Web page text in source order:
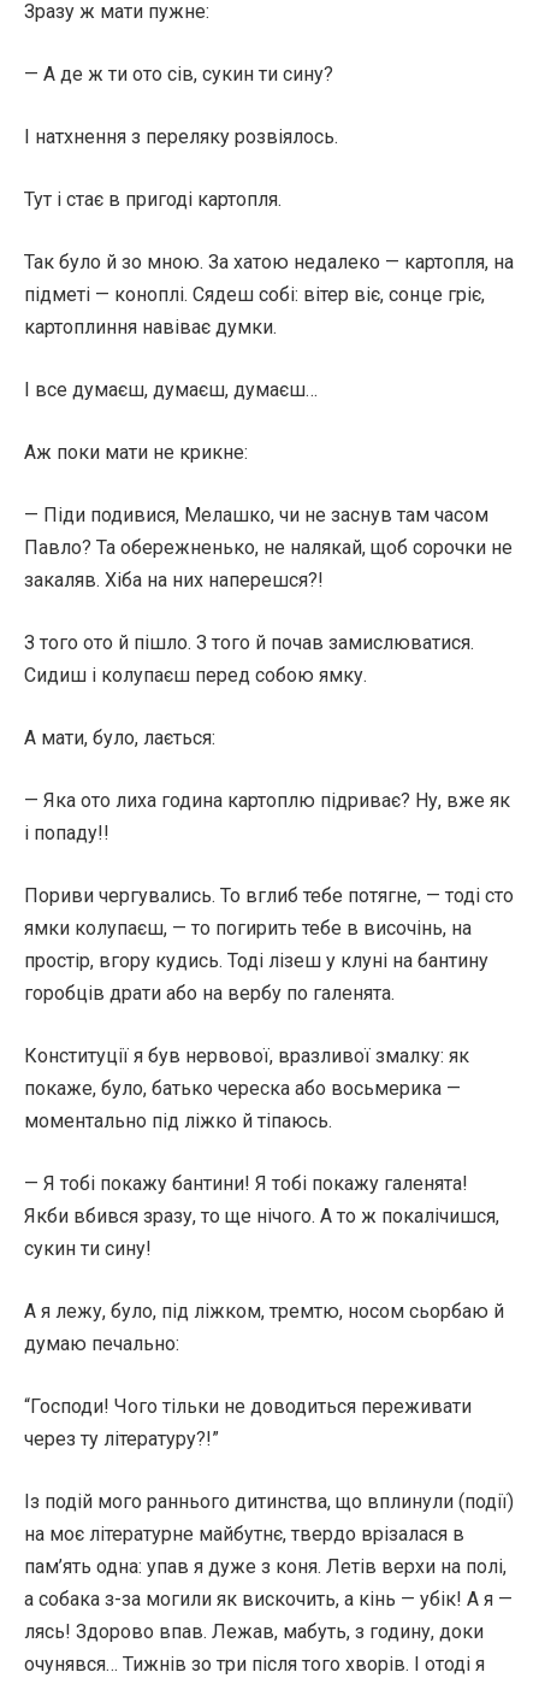
Зразу ж мати пужне:
— А де ж ти ото сів, сукин ти сину?
І натхнення з переляку розвіялось.
Тут і стає в пригоді картопля.
Так було й зо мною. За хатою недалеко — картопля, на
підметі — коноплі. Сядеш собі: вітер віє, сонце гріє,
картоплиння навіває думки.
І все думаєш, думаєш, думаєш…
Аж поки мати не крикне:
— Піди подивися, Мелашко, чи не заснув там часом
Павло? Та обережненько, не налякай, щоб сорочки не
закаляв. Хіба на них наперешся?!
З того ото й пішло. З того й почав замислюватися.
Сидиш і колупаєш перед собою ямку.
А мати, було, лається:
— Яка ото лиха година картоплю підриває? Ну, вже як
і попаду!!
Пориви чергувались. То вглиб тебе потягне, — тоді сто
ямки колупаєш, — то погирить тебе в височінь, на
простір, вгору кудись. Тоді лізеш у клуні на бантину
горобців драти або на вербу по галенята.
Конституції я був нервової, вразливої змалку: як
покаже, було, батько череска або восьмерика —
моментально під ліжко й тіпаюсь.
— Я тобі покажу бантини! Я тобі покажу галенята!
Якби вбився зразу, то ще нічого. А то ж покалічишся,
сукин ти сину!
А я лежу, було, під ліжком, тремтю, носом сьорбаю й
думаю печально:
“Господи! Чого тільки не доводиться переживати
через ту літературу?!”
Із подій мого раннього дитинства, що вплинули (події)
на моє літературне майбутнє, твердо врізалася в
пам’ять одна: упав я дуже з коня. Летів верхи на полі,
а собака з-за могили як вискочить, а кінь — убік! А я —
лясь! Здорово впав. Лежав, мабуть, з годину, доки
очунявся… Тижнів зо три після того хворів. І отоді я